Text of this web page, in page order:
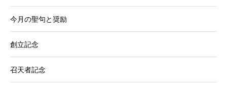
今月の聖句と奨励
創立記念
召天者記念